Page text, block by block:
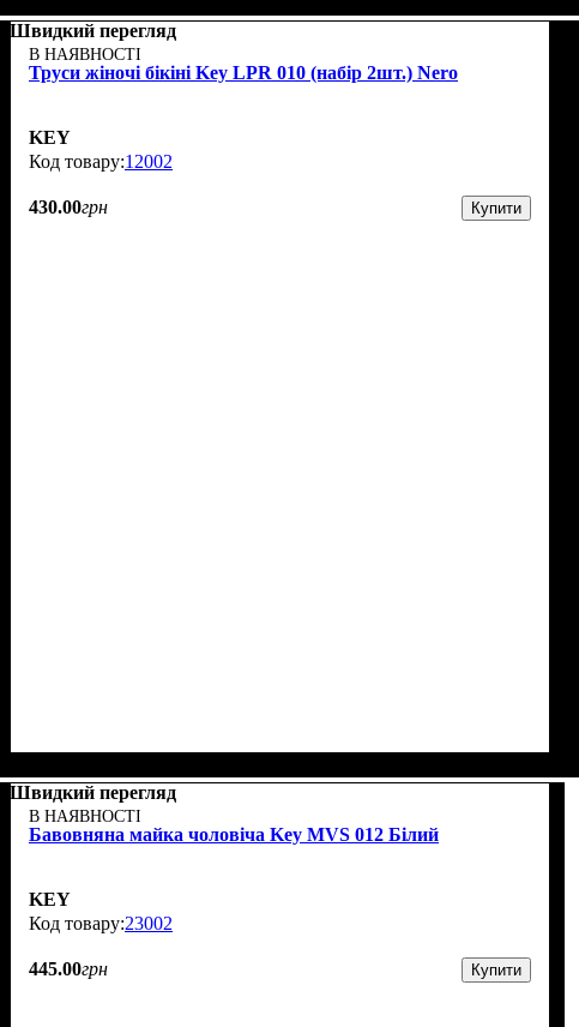
Швидкий перегляд
В НАЯВНОСТІ
Труси жіночі бікіні Key LPR 010 (набір 2шт.) Nero
KEY
12002
430.00грн Купити
Швидкий перегляд
В НАЯВНОСТІ
Бавовняна майка чоловіча Key MVS 012 Білий
KEY
23002
445.00грн Купити